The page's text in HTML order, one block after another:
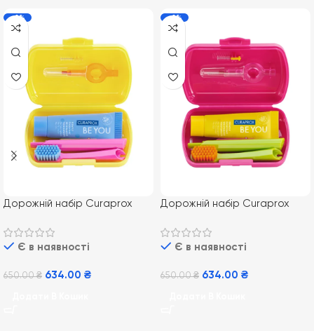
-2%
Дорожній набір Curaprox
Є в наявності
650.00₴ 634.00 ₴
-2%
Дорожній набір Curaprox
Є в наявності
650.00₴ 634.00 ₴